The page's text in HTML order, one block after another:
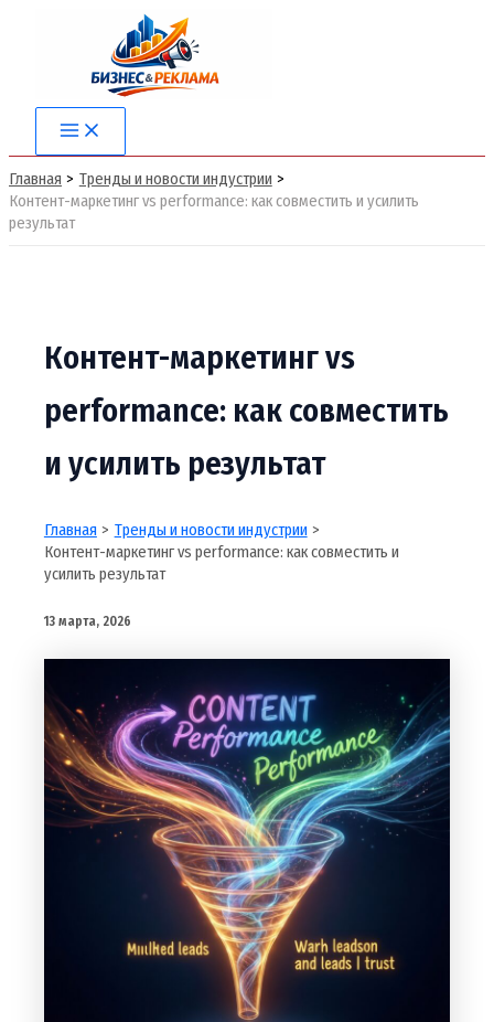
содержимому
Main
Menu
Главная
Тренды и новости индустрии
Контент-маркетинг vs performance: как совместить и усилить
результат
Контент-маркетинг vs
performance: как совместить
и усилить результат
Главная
Тренды и новости индустрии
Контент-маркетинг vs performance: как совместить и
усилить результат
13 марта, 2026